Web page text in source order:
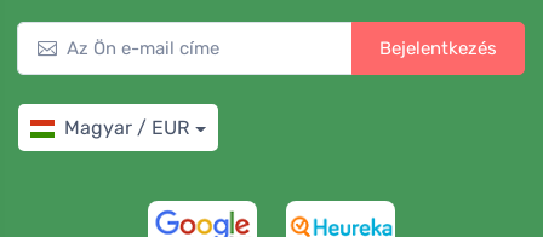
Bejelentkezés
Magyar / EUR